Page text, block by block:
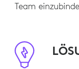
Team